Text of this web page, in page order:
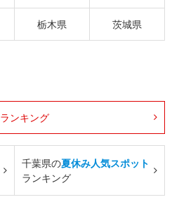
栃木県 茨城県
ランキング
千葉県の夏休み人気スポット
ランキング